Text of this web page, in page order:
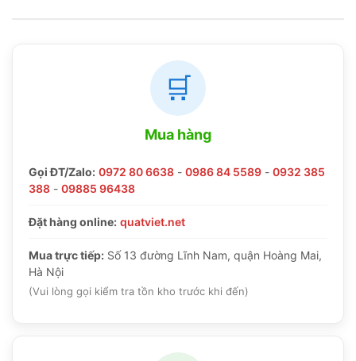
🛒
Mua hàng
Gọi ĐT/Zalo: 0972 80 6638 - 0986 84 5589 - 0932 385
388 - 09885 96438
Đặt hàng online: quatviet.net
Mua trực tiếp: Số 13 đường Lĩnh Nam, quận Hoàng Mai,
Hà Nội
(Vui lòng gọi kiểm tra tồn kho trước khi đến)